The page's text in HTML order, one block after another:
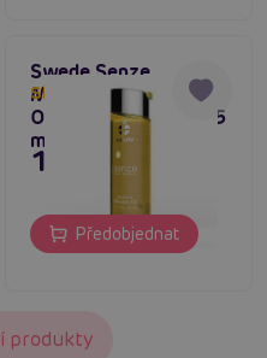
Swede Senze
Massage Oil Clove
Orange Levander (75
ml)
Skladem do týdne
195 Kč
Předobjednat
produkty